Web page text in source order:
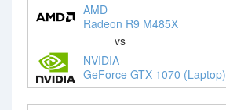
AMD
Radeon R9 M485X
vs
NVIDIA
GeForce GTX 1070 (Laptop)